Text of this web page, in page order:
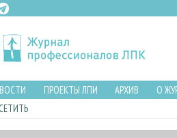
ПРОЕКТЫ ЛПИ АРХИВ О